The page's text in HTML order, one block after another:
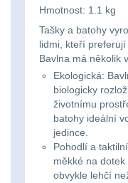
pro
18650
baterie
Svítilny
21700
baterie
Kapsy
Peněženky
Doplňky
Vyhledávací svítilny
Lovecké svítilny1
Nabíjacie baterky
Svietidlá s
Svietidlá CRI≥901
Hmotnost: 1.1 kg
Tašky a batohy
lidmi, kteří
Bavlna má několik
Ekologická:
biologicky
životnímu
batohy ideální
jedince.
Pohodlí a
měkké na
obvykle lehčí